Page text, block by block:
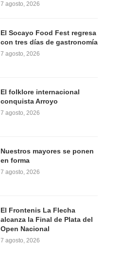
7 agosto, 2026
El Socayo Food Fest regresa
con tres días de gastronomía
7 agosto, 2026
El folklore internacional
conquista Arroyo
7 agosto, 2026
Nuestros mayores se ponen
en forma
7 agosto, 2026
El Frontenis La Flecha
alcanza la Final de Plata del
Open Nacional
7 agosto, 2026